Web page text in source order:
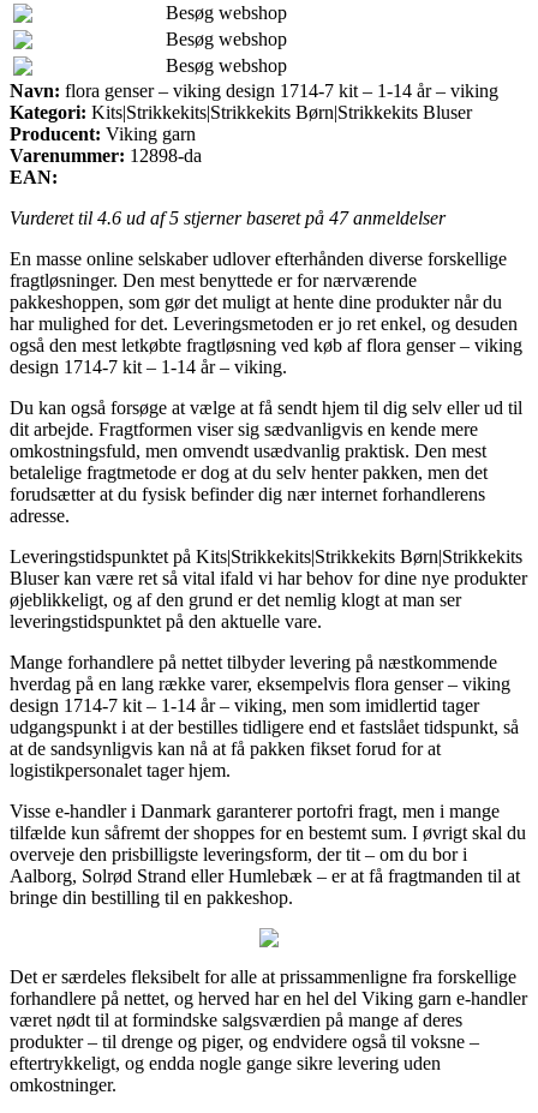
Besøg webshop
Besøg webshop
Besøg webshop
Navn: flora genser – viking design 1714-7 kit – 1-14 år – viking
Kategori: Kits|Strikkekits|Strikkekits Børn|Strikkekits Bluser
Producent: Viking garn
Varenummer: 12898-da
EAN:
Vurderet til 4.6 ud af 5 stjerner baseret på 47anmeldelser
En masse online selskaber udlover efterhånden diverse forskellige
fragtløsninger. Den mest benyttede er for nærværende
pakkeshoppen, som gør det muligt at hente dine produkter når du
har mulighed for det. Leveringsmetoden er jo ret enkel, og desuden
også den mest letkøbte fragtløsning ved køb af flora genser – viking
design 1714-7 kit – 1-14 år – viking.
Du kan også forsøge at vælge at få sendt hjem til dig selv eller ud til
dit arbejde. Fragtformen viser sig sædvanligvis en kende mere
omkostningsfuld, men omvendt usædvanlig praktisk. Den mest
betalelige fragtmetode er dog at du selv henter pakken, men det
forudsætter at du fysisk befinder dig nær internet forhandlerens
adresse.
Leveringstidspunktet på Kits|Strikkekits|Strikkekits Børn|Strikkekits
Bluser kan være ret så vital ifald vi har behov for dine nye produkter
øjeblikkeligt, og af den grund er det nemlig klogt at man ser
leveringstidspunktet på den aktuelle vare.
Mange forhandlere på nettet tilbyder levering på næstkommende
hverdag på en lang række varer, eksempelvis flora genser – viking
design 1714-7 kit – 1-14 år – viking, men som imidlertid tager
udgangspunkt i at der bestilles tidligere end et fastslået tidspunkt, så
at de sandsynligvis kan nå at få pakken fikset forud for at
logistikpersonalet tager hjem.
Visse e-handler i Danmark garanterer portofri fragt, men i mange
tilfælde kun såfremt der shoppes for en bestemt sum. I øvrigt skal du
overveje den prisbilligste leveringsform, der tit – om du bor i
Aalborg, Solrød Strand eller Humlebæk – er at få fragtmanden til at
bringe din bestilling til en pakkeshop.
Det er særdeles fleksibelt for alle at prissammenligne fra forskellige
forhandlere på nettet, og herved har en hel del Viking garn e-handler
været nødt til at formindske salgsværdien på mange af deres
produkter – til drenge og piger, og endvidere også til voksne –
eftertrykkeligt, og endda nogle gange sikre levering uden
omkostninger.